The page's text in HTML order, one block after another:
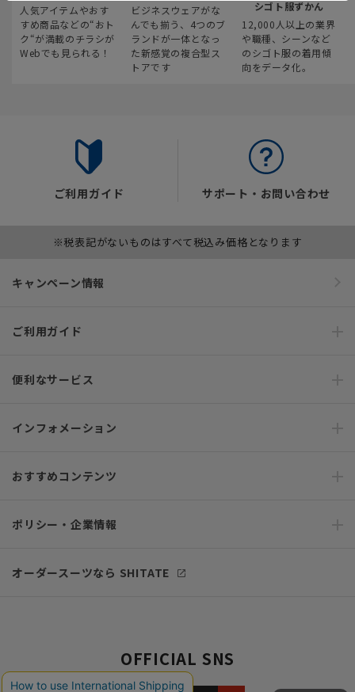
人気アイテムやおす
すめ商品などの“おト
ク“が満載のチラシが
Webでも見られる！
ビジネスウェアがな
んでも揃う、4つのブ
ランドが一体となっ
た新感覚の複合型ス
トアです
シゴト服ずかん
12,000人以上の業界
や職種、シーンなど
のシゴト服の着用傾
向をデータ化。
ご利用ガイド サポート・お問い合わせ
※税表記がないものはすべて税込み価格となります
キャンペーン情報
ご利用ガイド
便利なサービス
インフォメーション
おすすめコンテンツ
ポリシー・企業情報
オーダースーツなら SHITATE
OFFICIAL SNS